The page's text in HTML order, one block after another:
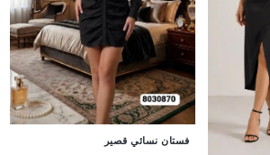
جديد
فستان نسائي قصير